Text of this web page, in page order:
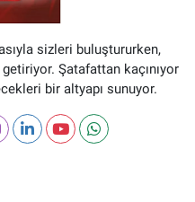
sizleri buluştururken,
Şatafattan kaçınıyor
bir altyapı sunuyor.